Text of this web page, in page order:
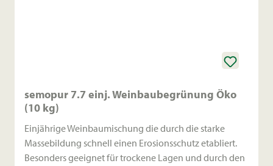
semopur 7.7 einj. Weinbaubegrünung Öko
(10 kg)
Einjährige Weinbaumischung die durch die starke
Massebildung schnell einen Erosionsschutz etabliert.
Besonders geeignet für trockene Lagen und durch den